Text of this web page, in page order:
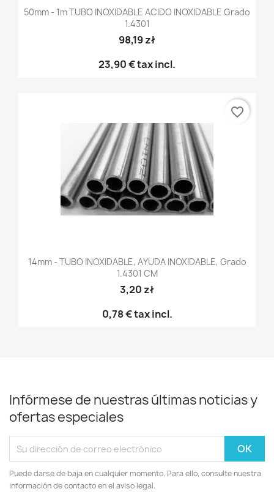
50mm - 1m TUBO INOXIDABLE ACIDO INOXIDABLE Grado
1.4301
98,19 zł
23,90 €tax incl.
14mm - TUBO INOXIDABLE, AYUDA INOXIDABLE, Grado
1.4301 CM
3,20 zł
0,78 €tax incl.
favorite_border
Infórmese de nuestras últimas noticias y
ofertas especiales
Puede darse de baja en cualquier momento. Para ello, consulte nuestra
información de contacto en el aviso legal.